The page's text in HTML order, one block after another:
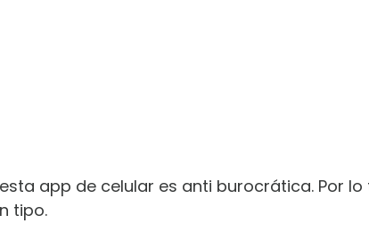
app de celular es anti burocrática. Por
tipo.